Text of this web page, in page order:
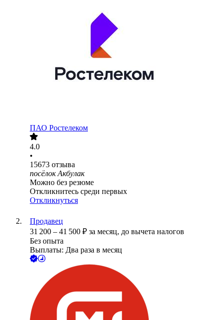
ПАО Ростелеком
4.0
•
15673 отзыва
посёлок Акбулак
Можно без резюме
Откликнитесь среди первых
Откликнуться
Продавец
31 200 – 41 500 ₽ за месяц, до вычета налогов
Без опыта
Выплаты: Два раза в месяц